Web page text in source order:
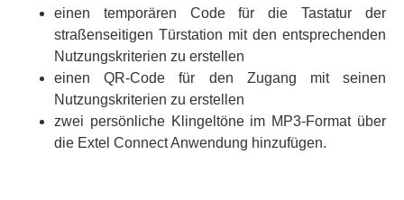
einen temporären Code für die Tastatur der
straßenseitigen Türstation mit den entsprechenden
Nutzungskriterien zu erstellen
einen QR-Code für den Zugang mit seinen
Nutzungskriterien zu erstellen
zwei persönliche Klingeltöne im MP3-Format über
die Extel Connect Anwendung hinzufügen.